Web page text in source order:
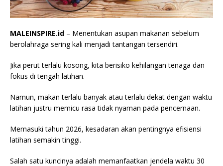
MALEINSPIRE.id – Menentukan asupan makanan sebelum
berolahraga sering kali menjadi tantangan tersendiri.
Jika perut terlalu kosong, kita berisiko kehilangan tenaga dan
fokus di tengah latihan.
Namun, makan terlalu banyak atau terlalu dekat dengan waktu
latihan justru memicu rasa tidak nyaman pada pencernaan.
Memasuki tahun 2026, kesadaran akan pentingnya efisiensi
latihan semakin tinggi.
Salah satu kuncinya adalah memanfaatkan jendela waktu 30